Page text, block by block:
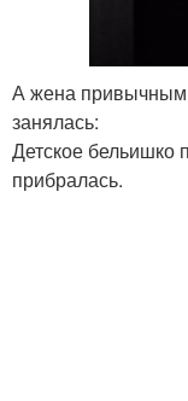
А жена
занялась:
Детское бельишко
прибралась.